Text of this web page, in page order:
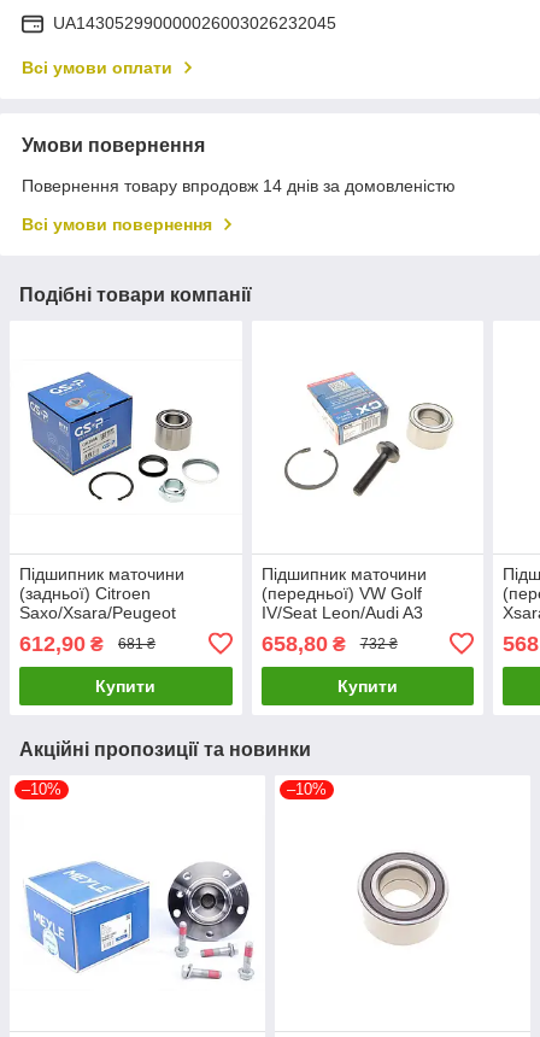
UA143052990000026003026232045
Всі умови оплати
Умови повернення
Повернення товару впродовж 14 днів за домовленістю
Всі умови повернення
Подібні товари компанії
Підшипник маточини
(задньої) Citroen
Saxo/Xsara/Peugeot
106/206/306 96- (к-кт) GSP
GK3556 UA61
612,90 ₴ 681 ₴
Купити
Підшипник маточини
(передньої) VW Golf
IV/Seat Leon/Audi A3
CX1097 UA61
658,80₴ 732 ₴
Купити
Акційні пропозиції та новинки
–10% –10%